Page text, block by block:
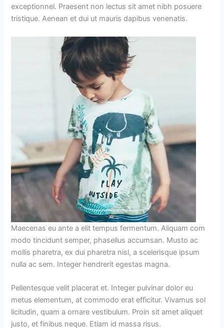
exceptionnel. Praesent non lectus sit amet nibh posuere
tristique. Aenean et dui ut mauris dapibus venenatis.
Maecenas eu ante a elit tempus fermentum. Aliquam com
modo tincidunt semper, phasellus accumsan. Musto ac
mollis pharetra, ex dui pharetra nisl, a scelerisque ipsum
nulla ac sem. Integer hendrerit egestas magna.
Pellentesque velit placerat et. Integer pulvinar dolor eu
metus elementum, at commodo erat efficitur. Vivamus sol
licitudin, quam a ornare vestibulum. Proin sit amet aliquet
justo, et finibus neque. Etiam id massa risus.